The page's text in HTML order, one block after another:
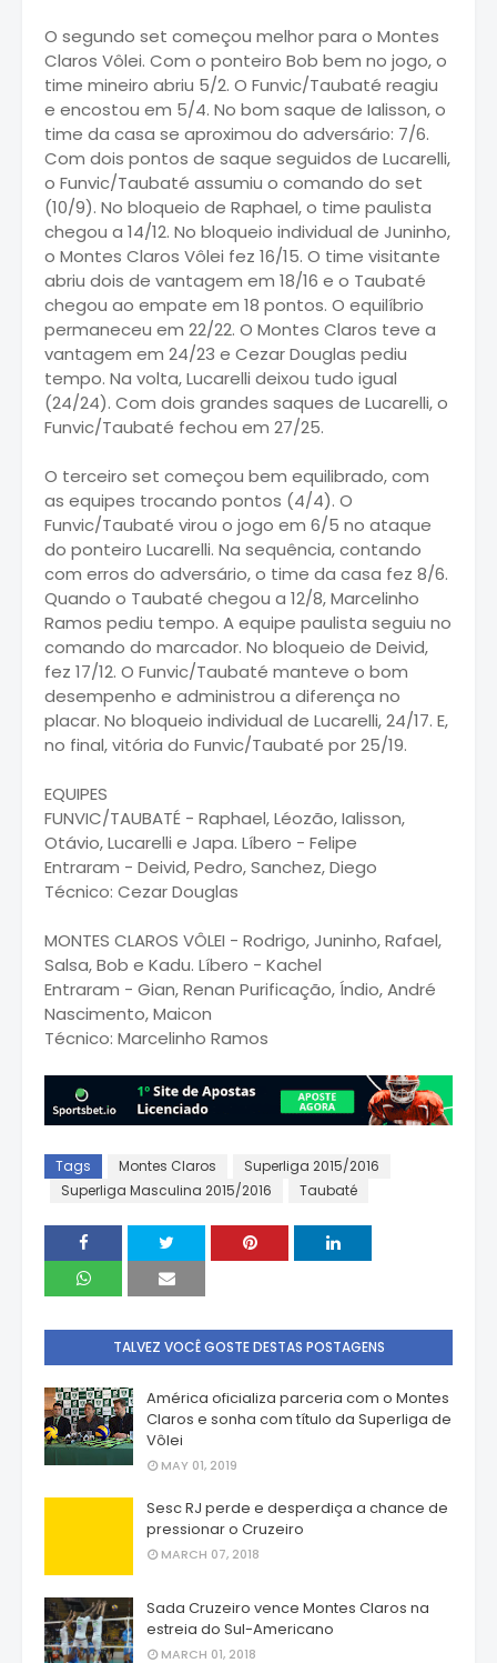
O segundo set começou melhor para o Montes
Claros Vôlei. Com o ponteiro Bob bem no jogo, o
time mineiro abriu 5/2. O Funvic/Taubaté reagiu
e encostou em 5/4. No bom saque de Ialisson, o
time da casa se aproximou do adversário: 7/6.
Com dois pontos de saque seguidos de Lucarelli,
o Funvic/Taubaté assumiu o comando do set
(10/9). No bloqueio de Raphael, o time paulista
chegou a 14/12. No bloqueio individual de Juninho,
o Montes Claros Vôlei fez 16/15. O time visitante
abriu dois de vantagem em 18/16 e o Taubaté
chegou ao empate em 18 pontos. O equilíbrio
permaneceu em 22/22. O Montes Claros teve a
vantagem em 24/23 e Cezar Douglas pediu
tempo. Na volta, Lucarelli deixou tudo igual
(24/24). Com dois grandes saques de Lucarelli, o
Funvic/Taubaté fechou em 27/25.
O terceiro set começou bem equilibrado, com
as equipes trocando pontos (4/4). O
Funvic/Taubaté virou o jogo em 6/5 no ataque
do ponteiro Lucarelli. Na sequência, contando
com erros do adversário, o time da casa fez 8/6.
Quando o Taubaté chegou a 12/8, Marcelinho
Ramos pediu tempo. A equipe paulista seguiu no
comando do marcador. No bloqueio de Deivid,
fez 17/12. O Funvic/Taubaté manteve o bom
desempenho e administrou a diferença no
placar. No bloqueio individual de Lucarelli, 24/17. E,
no final, vitória do Funvic/Taubaté por 25/19.
EQUIPES
FUNVIC/TAUBATÉ - Raphael, Léozão, Ialisson,
Otávio, Lucarelli e Japa. Líbero - Felipe
Entraram - Deivid, Pedro, Sanchez, Diego
Técnico: Cezar Douglas
MONTES CLAROS VÔLEI - Rodrigo, Juninho, Rafael,
Salsa, Bob e Kadu. Líbero - Kachel
Entraram - Gian, Renan Purificação, Índio, André
Nascimento, Maicon
Técnico: Marcelinho Ramos
Tags Montes Claros
Superliga 2015/2016
Superliga Masculina 2015/2016
Taubaté
TALVEZ VOCÊ GOSTE DESTAS POSTAGENS
América oficializa parceria com o Montes
Claros e sonha com título da Superliga de
Vôlei
MAY 01, 2019
Sesc RJ perde e desperdiça a chance de
pressionar o Cruzeiro
MARCH 07, 2018
Sada Cruzeiro vence Montes Claros na
estreia do Sul-Americano
MARCH 01, 2018